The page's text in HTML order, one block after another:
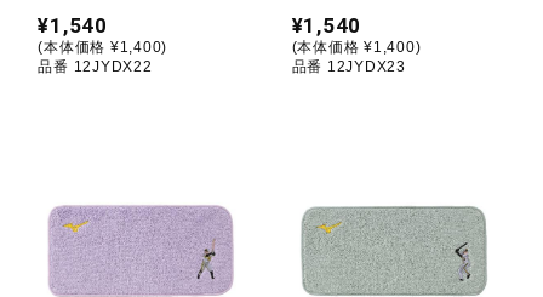
卓球
ウィンタースポーツ
¥1,540
(本体価格 ¥1,400)
品番 12JYDX22
¥1,540
(本体価格 ¥1,400)
品番 12JYDX23